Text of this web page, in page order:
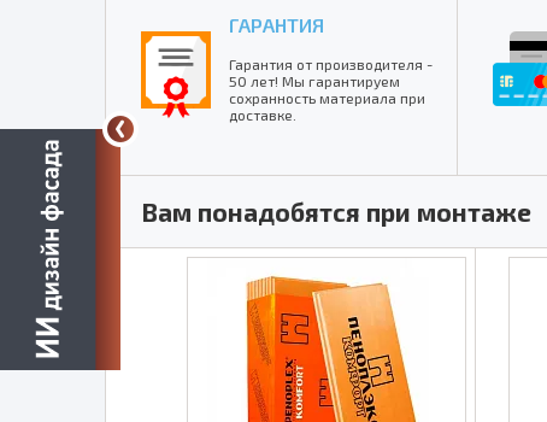
ГАРАНТИЯ
Гарантия от производителя -
50 лет! Мы гарантируем
сохранность материала при
доставке.
Вам понадобятся при монтаже